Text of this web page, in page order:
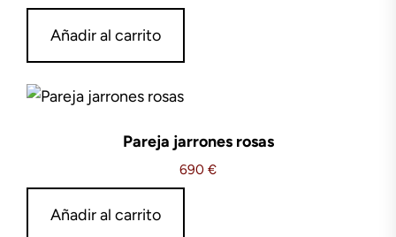
Añadir al carrito
Pareja jarrones rosas
690 €
Añadir al carrito